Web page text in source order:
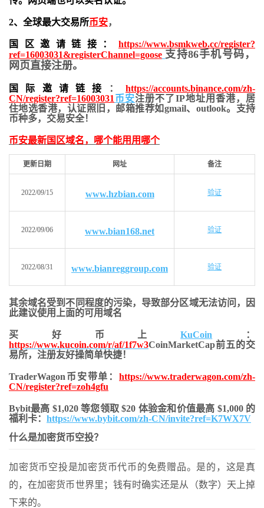
2、全球最大交易所币安，
国区邀请链接： https://www.bsmkweb.cc/register?
ref=16003031&registerChannel=goose 支持86手机号码，
网页直接注册。
国际邀请链接 ：https://accounts.binance.com/zh-
CN/register?ref=16003031 币安注册不了IP地址用香港，居
住地选香港，认证照旧， 邮箱推荐如gmail、outlook。支持
币种多，交易安全！
币安最新国区域名，哪个能用用哪个
更新日期 网址 备注
2022/09/15 www.hzbian.com 验证
2022/09/06 www.bian168.net 验证
2022/08/31 www.bianreggroup.com 验证
其余域名受到不同程度的污染，导致部分区域无法访问，
因
此建议使用上面的可用域名
买好币上KuCoin ：
https://www.kucoin.com/r/af/1f7w3CoinMarketCap前五的交
易所，注册友好操简单快捷！
TraderWagon币安带单： https://www.traderwagon.com/zh-
CN/register?ref=zoh4gfu
Bybit最高 $1,020 等您领取 $20 体验金和价值最高 $1,000 的
福利卡： https://www.bybit.com/zh-CN/invite?ref=K7WX7V
什么是加密货币空投？
加密货币空投是加密货币代币的免费赠品。是的，这是真
的，在加密货币世界里；钱有时确实还是从（数字）天上掉
下来的。